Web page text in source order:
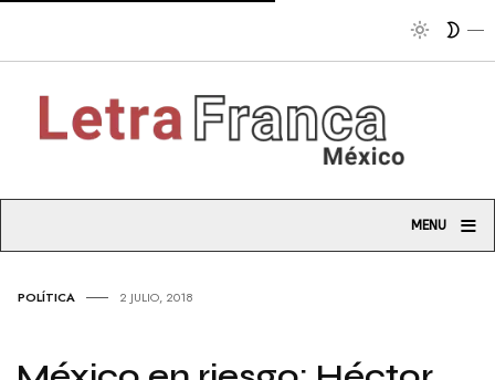
Tribuna
MENU ≡
POLÍTICA 2 JULIO, 2018